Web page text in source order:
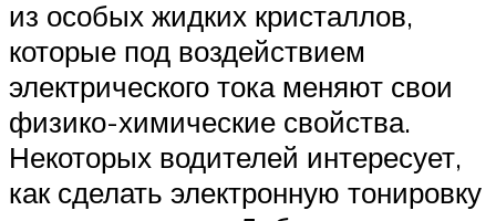
из особых жидких кристаллов,
которые под воздействием
электрического тока меняют свои
физико-химические свойства.
Некоторых водителей интересует,
как сделать электронную тонировку